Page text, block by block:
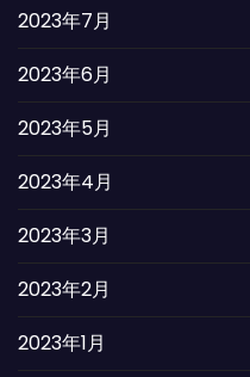
2023年7月
2023年6月
2023年5月
2023年4月
2023年3月
2023年2月
2023年1月